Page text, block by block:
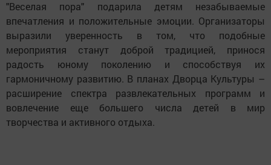
"Веселая пора" подарила детям незабываемые
впечатления и положительные эмоции. Организаторы
выразили уверенность в том, что подобные
мероприятия станут доброй традицией, принося
радость юному поколению и способствуя их
гармоничному развитию. В планах Дворца Культуры –
расширение спектра развлекательных программ и
вовлечение еще большего числа детей в мир
творчества и активного отдыха.